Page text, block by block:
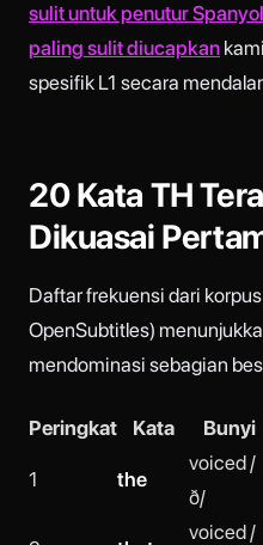
sulit untuk penutur Spanyol
paling sulit diucapkan
spesifik L1 secara
20 Kata TH
Dikuasai
Daftar frekuensi dari
OpenSubtitles)
mendominasi sebagian
Peringkat Kata Bunyi
1 the
voiced /
ð/
voiced /